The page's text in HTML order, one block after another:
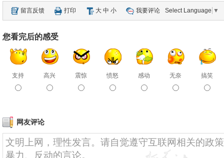
留言反馈 打印 大 中 小 我要评论 Select Language ▼
您看完后的感受
支持 高兴 震惊 愤怒 感动 无奈 搞笑
网友评论